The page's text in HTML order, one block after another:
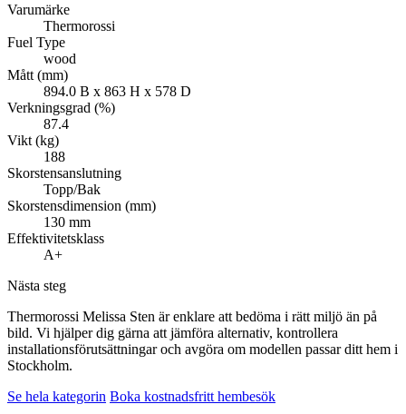
Varumärke
Thermorossi
Fuel Type
wood
Mått (mm)
894.0 B x 863 H x 578 D
Verkningsgrad (%)
87.4
Vikt (kg)
188
Skorstensanslutning
Topp/Bak
Skorstensdimension (mm)
130 mm
Effektivitetsklass
A+
Nästa steg
Thermorossi Melissa Sten är enklare att bedöma i rätt miljö än på
bild. Vi hjälper dig gärna att jämföra alternativ, kontrollera
installationsförutsättningar och avgöra om modellen passar ditt hem i
Stockholm.
Se hela kategorin Boka kostnadsfritt hembesök